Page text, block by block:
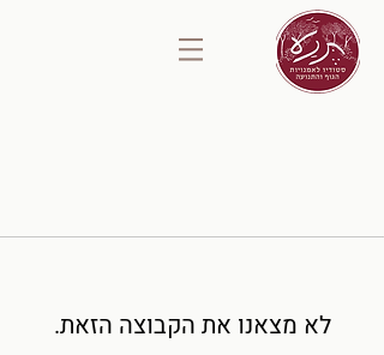
לא מצאנו את הקבוצה הזאת.